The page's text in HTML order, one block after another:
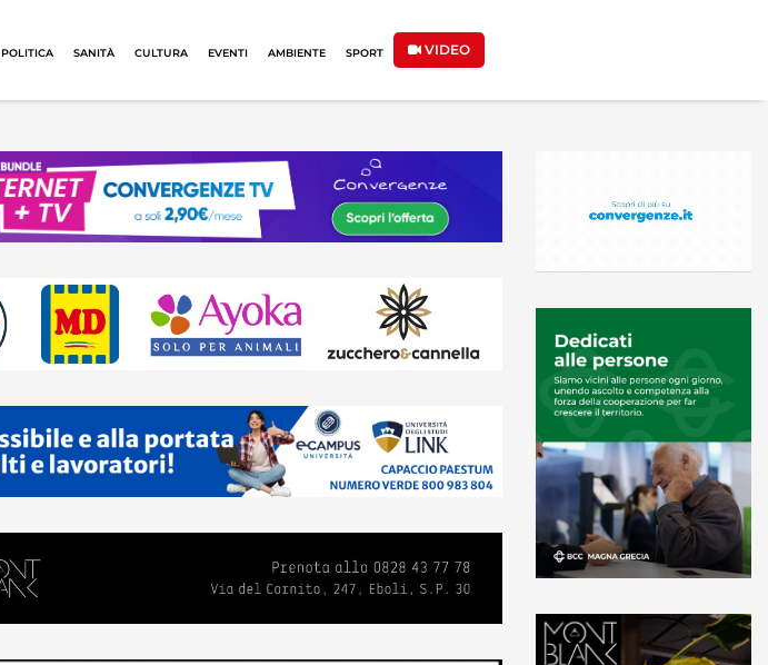
POLITICA SANITÀ CULTURA EVENTI AMBIENTE SPORT VIDEO